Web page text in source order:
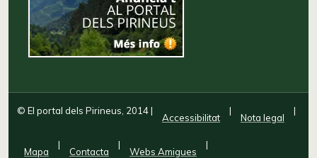
© El portal dels Pirineus, 2014|
Accessibilitat
|
Nota legal
|
Mapa
|
Contacta
|
Webs Amigues
|